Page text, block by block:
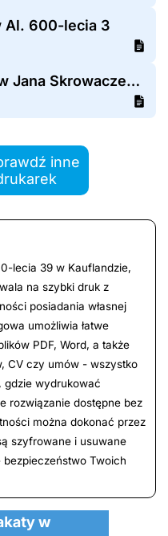
Al. 600-lecia 3
Kaufland - Żyrardów Jana Skrowaczewskiego
inne
lecia 39 w Kauflandzie,
na szybki druk z
posiadania własnej
umożliwia łatwe
PDF, Word, a także
CV czy umów - wszystko
gdzie wydrukować
rozwiązanie dostępne bez
można dokonać przez
szyfrowane i usuwane
Twoich